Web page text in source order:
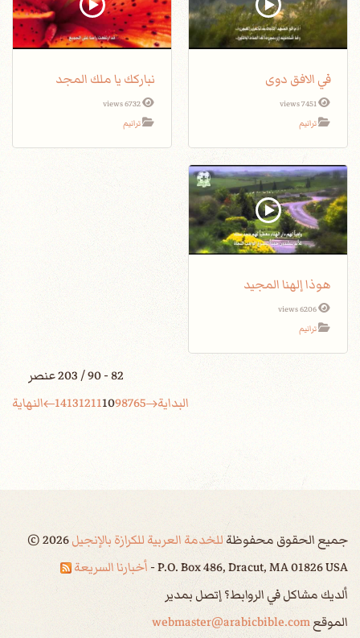
في الافق دوى
7451 views
ترانيم
نباركك يا ملك المجد
6732 views
ترانيم
هوذا إلهنا المجيد
6206 views
ترانيم
82 - 90 / 203 عنصر
البداية
5
6
7
8
9
10
11
12
13
14 النهاية
جميع الحقوق محفوظةللخدمة العربية للكرازة بالإنجيل ©2026
P.O. Box 486, Dracut, MA 01826 USA - أخبارنا السريعة
ألديك مشاكل في الروابط؟ إتصل بمدير
الموقعwebmaster@arabicbible.com